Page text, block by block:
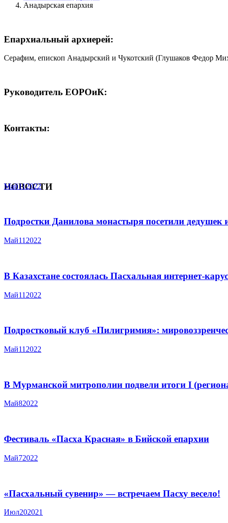
Анадырская епархия
Епархиальный архиерей:
Серафим, епископ Анадырский и Чукотский (Глушаков Федор
Руководитель ЕОРОиК:
Контакты:
НОВОСТИ
Май112022
Подростки Данилова монастыря посетили
Май11 2022
В Казахстане состоялась Пасхальная интернет-
Май11 2022
Подростковый клуб «Пилигримия»:
Май11 2022
В Мурманской митрополии подвели итоги I
Май82022
Фестиваль «Пасха Красная» в Бийской епархии
Май72022
«Пасхальный сувенир» — встречаем Пасху весело!
Июл202021